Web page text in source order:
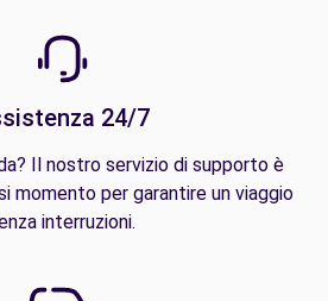
24/7
Il nostro servizio di supporto è
momento per garantire un viaggio
interruzioni.